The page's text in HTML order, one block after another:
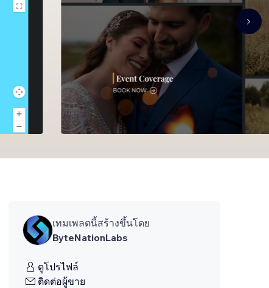
เทมเพลตนี้สร้างขึ้นโดย
ByteNationLabs
ดูโปรไฟล์
ติดต่อผู้ขาย